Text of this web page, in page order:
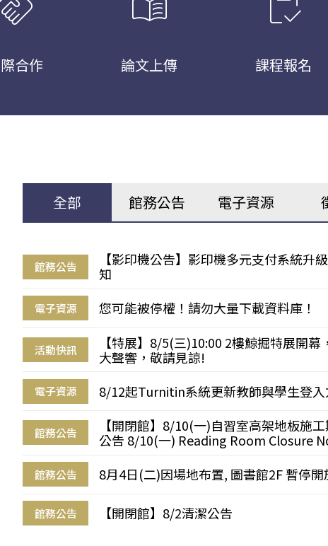
合作 論文上傳 課程報名
全部 館務公告 電子資源
館務公告
【影印機公告】影印機多元支付系統升
知
電子資源 您可能被停權！請勿大量下載資料庫！
活動快訊
【特展】8/5(三)10:00 2樓鯨掘特展開幕
大聲響，敬請見諒!
電子資源 8/12起Turnitin系統更新教師與學生登
館務公告
【開閉館】8/10(一)自習室高架地板施
公告 8/10(一) Reading Room Closure
館務公告 8月4日(二)因場地布置, 圖書館2F 暫停開
館務公告 【開閉館】8/2清潔公告